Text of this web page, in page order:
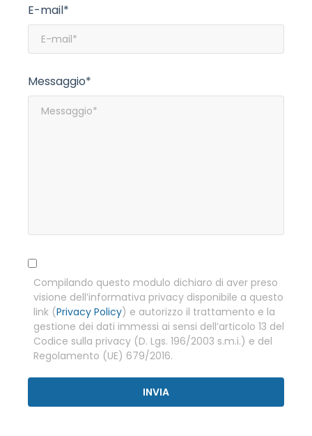
E-mail*
Messaggio*
Compilando questo modulo dichiaro di aver preso
visione dell’informativa privacy disponibile a questo
link (Privacy Policy) e autorizzo il trattamento e la
gestione dei dati immessi ai sensi dell’articolo 13 del
Codice sulla privacy (D. Lgs. 196/2003 s.m.i.) e del
Regolamento (UE) 679/2016.